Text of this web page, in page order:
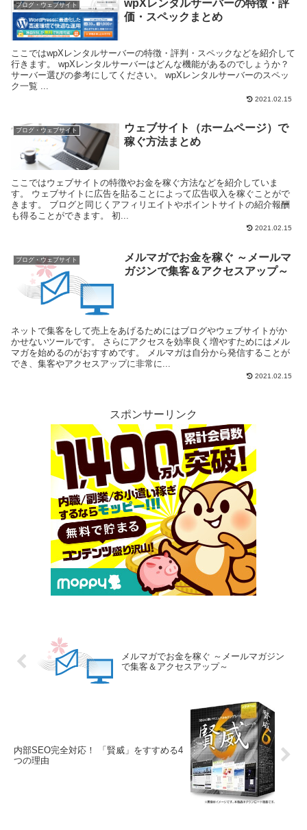
ブログ・ウェブサイト
wpXレンタルサーバーの特徴・評
価・スペックまとめ
ここではwpXレンタルサーバーの特徴・評判・スペックなどを紹介して
行きます。 wpXレンタルサーバーはどんな機能があるのでしょうか？
サーバー選びの参考にしてください。 wpXレンタルサーバーのスペッ
ク一覧 ...
2021.02.15
ブログ・ウェブサイト
ウェブサイト（ホームページ）で
稼ぐ方法まとめ
ここではウェブサイトの特徴やお金を稼ぐ方法などを紹介していま
す。 ウェブサイトに広告を貼ることによって広告収入を稼ぐことがで
きます。 ブログと同じくアフィリエイトやポイントサイトの紹介報酬
も得ることができます。 初...
2021.02.15
ブログ・ウェブサイト
メルマガでお金を稼ぐ ～メールマ
ガジンで集客＆アクセスアップ～
ネットで集客をして売上をあげるためにはブログやウェブサイトがか
かせないツールです。 さらにアクセスを効率良く増やすためにはメル
マガを始めるのがおすすめです。 メルマガは自分から発信することが
でき、集客やアクセスアップに非常に...
2021.02.15
スポンサーリンク
メルマガでお金を稼ぐ ～メールマガジン
で集客＆アクセスアップ～
内部SEO完全対応！ 「賢威」をすすめる4
つの理由